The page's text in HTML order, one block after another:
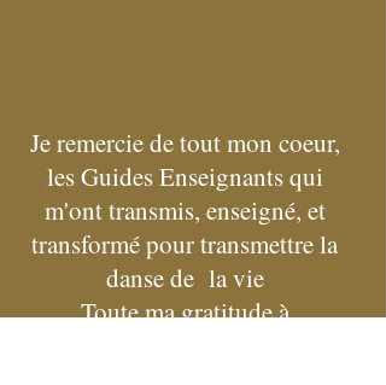
Je remercie de tout mon coeur,
les Guides Enseignants qui
m'ont transmis, enseigné, et
transformé pour transmettre la
danse de la vie
Toute ma gratitude à